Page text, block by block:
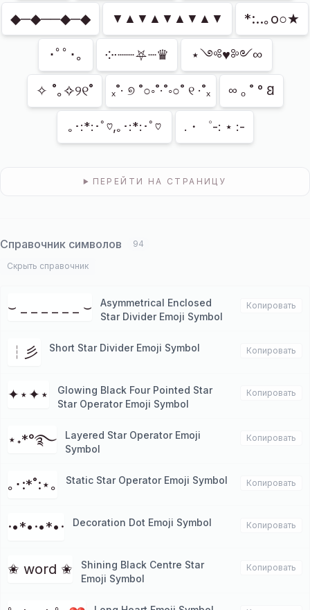
◆─◆──◆─◆ ▼▲▼▲▼▲▼▲▼ *:..｡o○★
･ﾟﾟ･｡ ༶∙┈┈⛧┈♛ ⋆༺♥༻∞
✧ ˚｡✧୨୧˚ ₓ˚· ୭ ˚○◦˚·˚◦○˚ ୧ ·˚ₓ ∞ ₒ ˚ ° 𐐒
｡･:*:･ﾟ♡,｡･:*:･ﾟ♡ .・゜-: ⋆ :-
ПЕРЕЙТИ НА СТРАНИЦУ
Справочник символов 94
Скрыть справочник
⌣ _ _ _ _ _ _ ⌣
Asymmetrical Enclosed
Star Divider Emoji Symbol
Копировать
┆彡 Short Star Divider Emoji Symbol Копировать
✦⋆✦⋆
Glowing Black Four Pointed Star
Star Operator Emoji Symbol
Копировать
⋆˖*°࿐
Layered Star Operator Emoji
Symbol
Копировать
｡･:*˚:⋆｡ Static Star Operator Emoji Symbol Копировать
·•*•·•*•· Decoration Dot Emoji Symbol Копировать
✬ word ✬
Shining Black Centre Star
Emoji Symbol
Копировать